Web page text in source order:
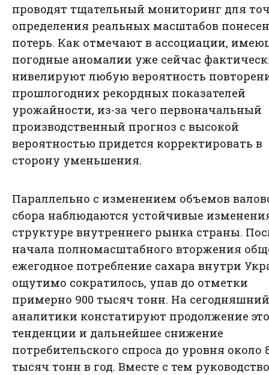
проводят тщательный мониторинг для
определения реальных масштабов
потерь. Как отмечают в ассоциации,
погодные аномалии уже сейчас
нивелируют любую вероятность
прошлогодних рекордных показателей
урожайности, из-за чего первоначальный
производственный прогноз с высокой
вероятностью придется корректировать в
сторону уменьшения.
Параллельно с изменением объемов
сбора наблюдаются устойчивые
структуре внутреннего рынка страны.
начала полномасштабного вторжения
ежегодное потребление сахара внутри
ощутимо сократилось, упав до отметки
примерно 900 тысяч тонн. На
аналитики констатируют продолжение
тенденции и дальнейшее снижение
потребительского спроса до уровня около
тысяч тонн в год. Вместе с тем руководство